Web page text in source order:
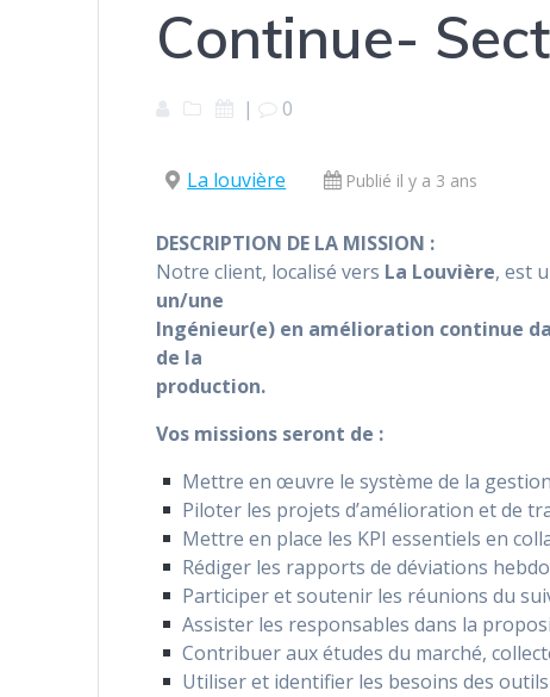
Continue-
| 0
La louvière Publié il y a 3 ans
DESCRIPTION DE LA MISSION :
Notre client, localisé vers La Louvière, est
un/une
Ingénieur(e) en amélioration continue
de la
production.
Vos missions seront de :
Mettre en œuvre le système de la
Piloter les projets d’amélioration et de
Mettre en place les KPI essentiels en
Rédiger les rapports de déviations
Participer et soutenir les réunions du
Assister les responsables dans la
Contribuer aux études du marché,
Utiliser et identifier les besoins des